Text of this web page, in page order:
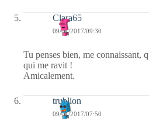
Clara65
09/01/2017/09:30
Tu penses bien, me connaissant,
qui me ravit !
Amicalement.
trublion
09/01/2017/07:50